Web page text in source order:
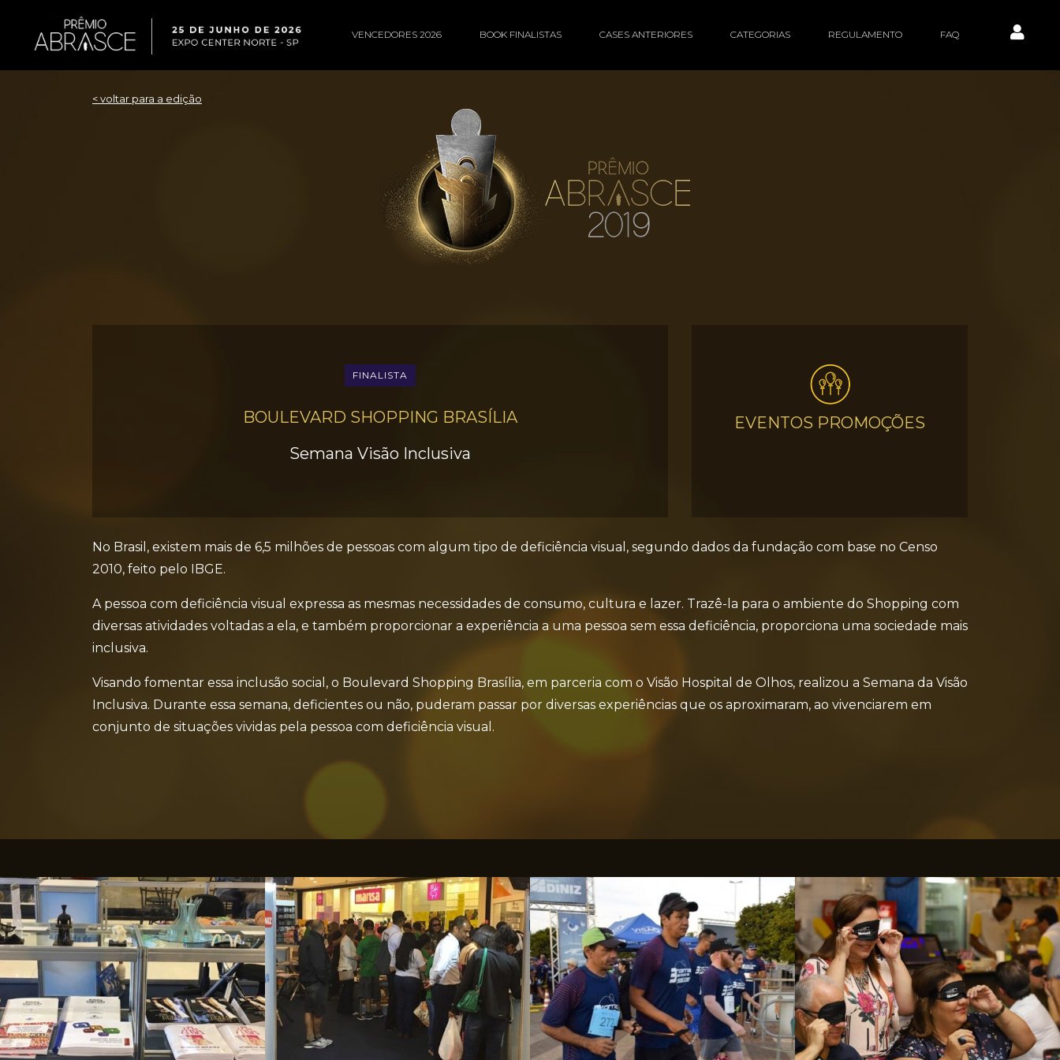
VENCEDORES 2026 BOOK FINALISTAS CASES ANTERIORES CATEGORIAS REGULAMENTO FAQ
< voltar para a edição
FINALISTA
BOULEVARD SHOPPING BRASÍLIA
Semana Visão Inclusiva
EVENTOS PROMOÇÕES
No Brasil, existem mais de 6,5 milhões de pessoas com algum tipo de deficiência visual, segundo dados da fundação com base no Censo
2010, feito pelo IBGE.
A pessoa com deficiência visual expressa as mesmas necessidades de consumo, cultura e lazer. Trazê-la para o ambiente do Shopping com
diversas atividades voltadas a ela, e também proporcionar a experiência a uma pessoa sem essa deficiência, proporciona uma sociedade mais
inclusiva.
Visando fomentar essa inclusão social, o Boulevard Shopping Brasília, em parceria com o Visão Hospital de Olhos, realizou a Semana da Visão
Inclusiva. Durante essa semana, deficientes ou não, puderam passar por diversas experiências que os aproximaram, ao vivenciarem em
conjunto de situações vividas pela pessoa com deficiência visual.